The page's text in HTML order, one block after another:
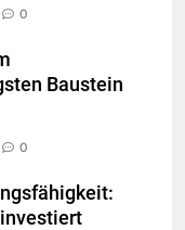
0
Baustein
0